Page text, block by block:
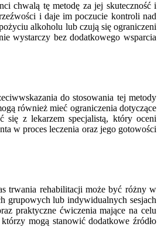
chwalą tę metodę za jej skuteczność i
i daje im poczucie kontroli nad
alkoholu lub czują się ograniczeni
wystarczy bez dodatkowego wsparcia
do stosowania tej metody
również mieć ograniczenia dotyczące
się z lekarzem specjalistą, który oceni
w proces leczenia oraz jego gotowości
trwania rehabilitacji może być różny w
grupowych lub indywidualnych sesjach
praktyczne ćwiczenia mające na celu
mogą stanowić dodatkowe źródło